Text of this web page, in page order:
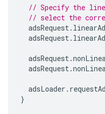
// Specify the
// select the
adsRequest.
adsRequest.
adsRequest.
adsRequest.
adsLoader .
}